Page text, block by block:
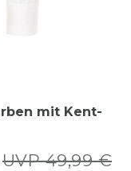
mit Kent-
UVP 49,99 €